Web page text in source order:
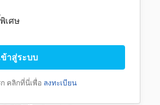
4:46
IU - ถนนบัตรเชิญงานแต่ง
(เวอร์ชันสดภาษาจีน
กวางตุ้ง) ภาพคมชัดสูง
1080p
nidexinxindaole
9 วิว